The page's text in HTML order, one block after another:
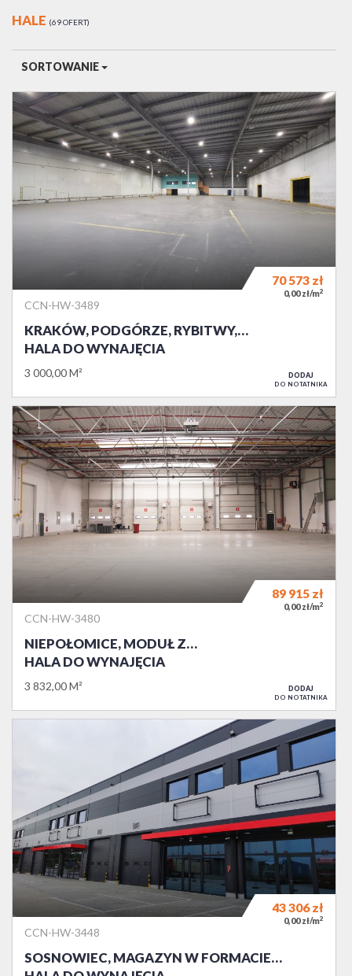
HALE 69 OFERT
SORTOWANIE
CCN-HW-3489
KRAKÓW, PODGÓRZE, RYBITWY,…
HALA DO WYNAJĘCIA
3 000,00 M²
70 573 zł
0,00 zł/m2
DODAJ
DO NOTATNIKA
CCN-HW-3480
NIEPOŁOMICE, MODUŁ Z…
HALA DO WYNAJĘCIA
3 832,00 M²
89 915 zł
0,00 zł/m2
DODAJ
DO NOTATNIKA
CCN-HW-3448
SOSNOWIEC, MAGAZYN W FORMACIE…
43 306zł
0,00 zł/m2